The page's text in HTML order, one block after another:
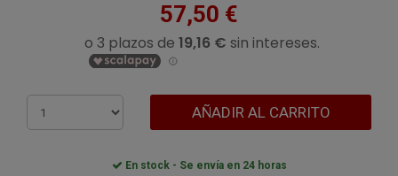
57,50 €
AÑADIR AL CARRITO
En stock - Se envía en 24 horas